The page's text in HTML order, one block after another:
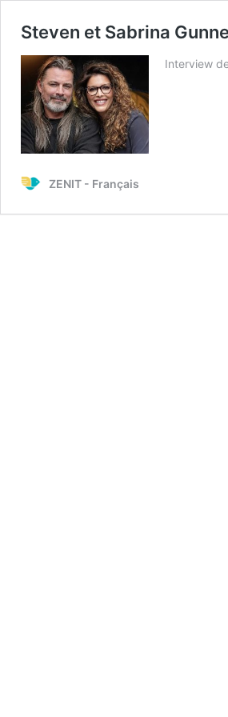
Steven et Sabrina
Interview
ZENIT - Français